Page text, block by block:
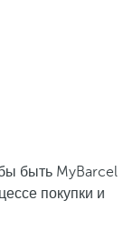
быть MyBarcel
покупки и